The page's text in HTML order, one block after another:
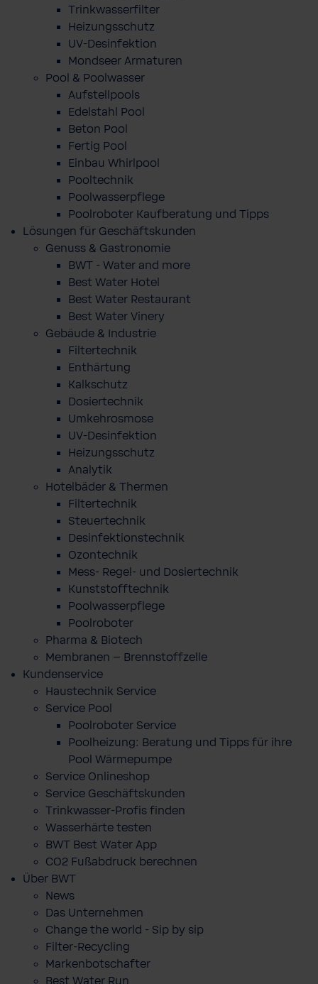
Trinkwasserfilter
Heizungsschutz
UV-Desinfektion
Mondseer Armaturen
Pool & Poolwasser
Aufstellpools
Edelstahl Pool
Beton Pool
Fertig Pool
Einbau Whirlpool
Pooltechnik
Poolwasserpflege
Poolroboter Kaufberatung und Tipps
Lösungen für Geschäftskunden
Genuss & Gastronomie
BWT - Water and more
Best Water Hotel
Best Water Restaurant
Best Water Vinery
Gebäude & Industrie
Filtertechnik
Enthärtung
Kalkschutz
Dosiertechnik
Umkehrosmose
UV-Desinfektion
Heizungsschutz
Analytik
Hotelbäder & Thermen
Filtertechnik
Steuertechnik
Desinfektionstechnik
Ozontechnik
Mess- Regel- und Dosiertechnik
Kunststofftechnik
Poolwasserpflege
Poolroboter
Pharma & Biotech
Membranen – Brennstoffzelle
Kundenservice
Haustechnik Service
Service Pool
Poolroboter Service
Poolheizung: Beratung und Tipps für ihre
Pool Wärmepumpe
Service Onlineshop
Service Geschäftskunden
Trinkwasser-Profis finden
Wasserhärte testen
BWT Best Water App
CO2 Fußabdruck berechnen
Über BWT
News
Das Unternehmen
Change the world - Sip by sip
Filter-Recycling
Markenbotschafter
Best Water Run